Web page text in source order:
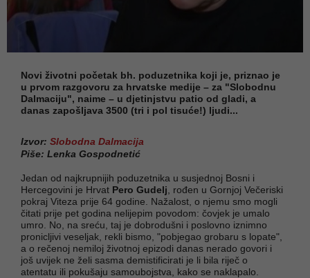
Novi životni početak bh. poduzetnika koji je, priznao je
u prvom razgovoru za hrvatske medije – za "Slobodnu
Dalmaciju", naime – u djetinjstvu patio od gladi, a
danas zapošljava 3500 (tri i pol tisuće!) ljudi...
Izvor: Slobodna Dalmacija
Piše: Lenka Gospodnetić
Jedan od najkrupnijih poduzetnika u susjednoj Bosni i
Hercegovini je Hrvat Pero Gudelj , rođen u Gornjoj Večeriski
pokraj Viteza prije 64 godine. Nažalost, o njemu smo mogli
čitati prije pet godina nelijepim povodom: čovjek je umalo
umro. No, na sreću, taj je dobrodušni i poslovno iznimno
pronicljivi veseljak, rekli bismo, "pobjegao grobaru s lopate",
a o rečenoj nemiloj životnoj epizodi danas nerado govori i
još uvijek ne želi sasma demistificirati je li bila riječ o
atentatu ili pokušaju samoubojstva, kako se naklapalo.